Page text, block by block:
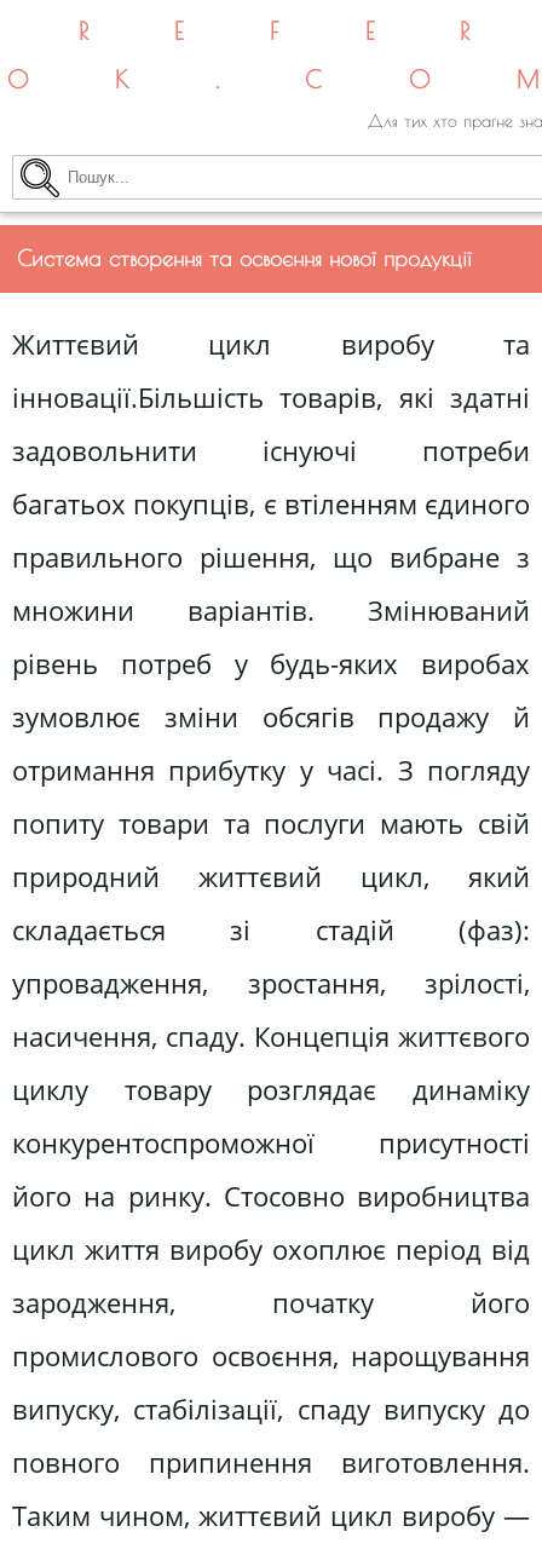
Для тих хто прагне
Система створення та освоєння нової продукції
Життєвий цикл виробу та
інновації.Більшість товарів, які здатні
задовольнити існуючі потреби
багатьох покупців, є втіленням єдиного
правильного рішення, що вибране з
множини варіантів. Змінюваний
рівень потреб у будь-яких виробах
зумовлює зміни обсягів продажу й
отримання прибутку у часі. З погляду
попиту товари та послуги мають свій
природний життєвий цикл, який
складається зі стадій (фаз):
упровадження, зростання, зрілості,
насичення, спаду. Концепція життєвого
циклу товару розглядає динаміку
конкурентоспроможної присутності
його на ринку. Стосовно виробництва
цикл життя виробу охоплює період від
зародження, початку його
промислового освоєння, нарощування
випуску, стабілізації, спаду випуску до
повного припинення виготовлення.
Таким чином, життєвий цикл виробу —